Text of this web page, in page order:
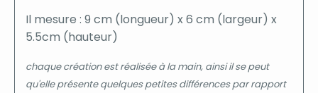
Il mesure : 9 cm (longueur) x 6 cm (largeur) x
5.5cm (hauteur)
chaque création est réalisée à la main, ainsi il se peut
qu'elle présente quelques petites différences par rapport